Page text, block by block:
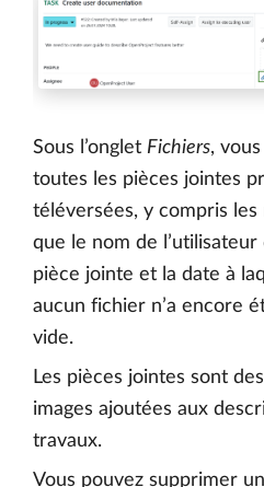
Sous l’onglet Fichiers,
toutes les pièces jointes
téléversées, y compris les
que le nom de
pièce jointe et la date à
aucun fichier n’a encore
vide.
Les pièces jointes sont
images ajoutées aux
travaux.
Vous pouvez supprimer